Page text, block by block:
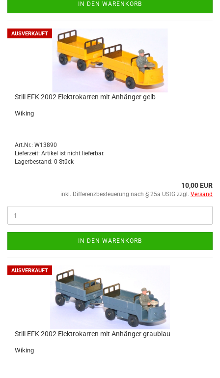
IN DEN WARENKORB
AUSVERKAUFT
Still EFK 2002 Elek­tro­kar­ren mit An­hän­ger gelb
Wi­king
Art.Nr.: W13890
Lieferzeit: Artikel ist nicht lieferbar.
Lagerbestand: 0 Stück
10,00 EUR
inkl. Differenzbesteuerung nach § 25a UStG zzgl. Versand
IN DEN WARENKORB
AUSVERKAUFT
Still EFK 2002 Elek­tro­kar­ren mit An­hän­ger grau­blau
Wi­king